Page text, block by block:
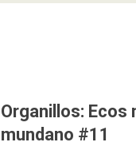
Organillos: Ecos
mundano #11